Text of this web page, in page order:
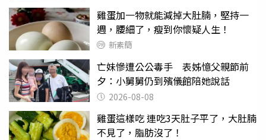
雞蛋加一物就能減掉大肚腩，堅持一
週，腰細了，瘦到你懷疑人生！
新素簡
亡妹慘遭公公毒手 表姊憶父親節前
夕：小舅舅仍到殯儀館陪她說話
2026-08-08
雞蛋這樣吃 連吃3天肚子平了，大肚腩
不見了，脂肪沒了！